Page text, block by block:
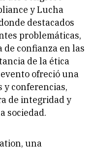
y Lucha
destacados
problemáticas,
confianza en las
de la ética
ofreció una
y conferencias,
de integridad y
sociedad.
una